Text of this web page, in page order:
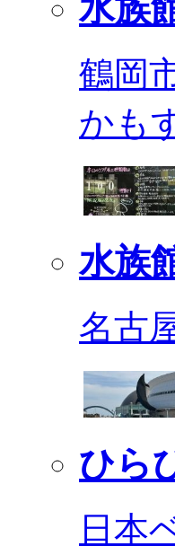
水族
鶴岡
かも
水族
名古
ひら
日本